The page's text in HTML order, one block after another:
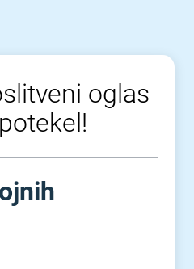
oglas